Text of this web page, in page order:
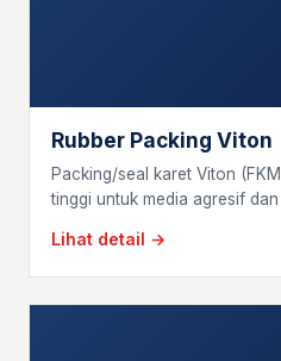
Rubber Packing Viton
Packing/seal karet Viton
tinggi untuk media agresif
Lihat detail →